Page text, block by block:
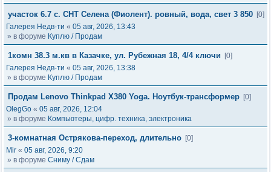
участок 6.7 с. СНТ Селена (Фиолент). ровный, вода, свет 3 850 [0]
Галерея Недв-ти « 05 авг, 2026, 13:43
» в форуме Куплю / Продам
1комн 38.3 м.кв в Казачке, ул. Рубежная 18, 4/4 ключи
[0]
Галерея Недв-ти « 05 авг, 2026, 13:38
» в форуме Куплю / Продам
Продам Lenovo Thinkpad X380 Yoga. Ноутбук-трансформер [0]
OlegGo « 05 авг, 2026, 12:04
» в форуме Компьютеры, цифр. техника, электроника
3-комнатная Острякова-переход, длительно [0]
Mir « 05 авг, 2026, 9:20
» в форуме Сниму / Сдам